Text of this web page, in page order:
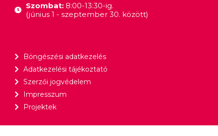
Szombat: 8:00-13:30-ig.
(június 1 - szeptember 30. között)
Böngészési adatkezelés
Adatkezelési tájékoztató
Szerzői jogvédelem
Impresszum
Projektek